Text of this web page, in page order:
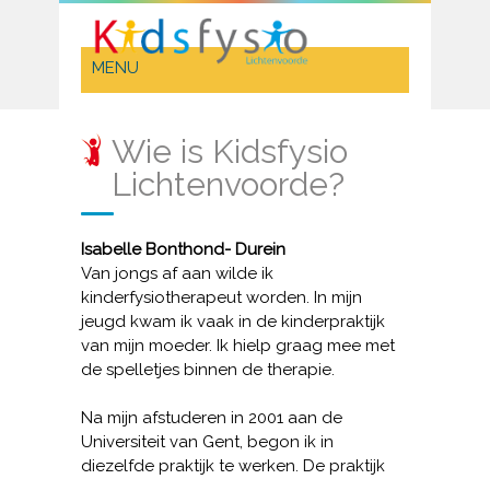
Wie is Kidsfysio
Lichtenvoorde?
Isabelle Bonthond- Durein
Van jongs af aan wilde ik
kinderfysiotherapeut worden. In mijn
jeugd kwam ik vaak in de kinderpraktijk
van mijn moeder. Ik hielp graag mee met
de spelletjes binnen de therapie.
Na mijn afstuderen in 2001 aan de
Universiteit van Gent, begon ik in
diezelfde praktijk te werken. De praktijk